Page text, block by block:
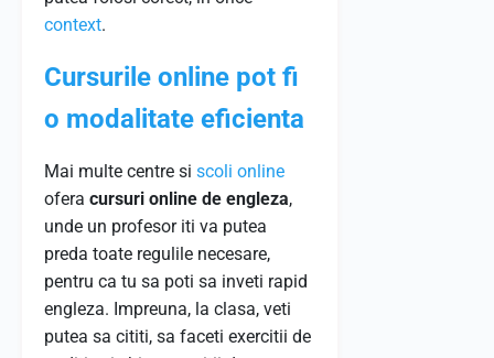
context.
Cursurile online pot fi
o modalitate eficienta
Mai multe centre si scoli online
ofera cursuri online de engleza,
unde un profesor iti va putea
preda toate regulile necesare,
pentru ca tu sa poti sa inveti rapid
engleza. Impreuna, la clasa, veti
putea sa cititi, sa faceti exercitii de